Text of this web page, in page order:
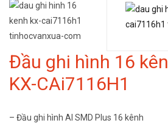
Đầu ghi hình 16
KX-CAi7116H1
– Đầu ghi hình AI SMD Plus 16 kênh